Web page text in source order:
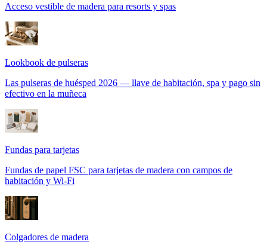
Acceso vestible de madera para resorts y spas
Lookbook de pulseras
Las pulseras de huésped 2026 — llave de habitación, spa y pago sin
efectivo en la muñeca
Fundas para tarjetas
Fundas de papel FSC para tarjetas de madera con campos de
habitación y Wi-Fi
Colgadores de madera